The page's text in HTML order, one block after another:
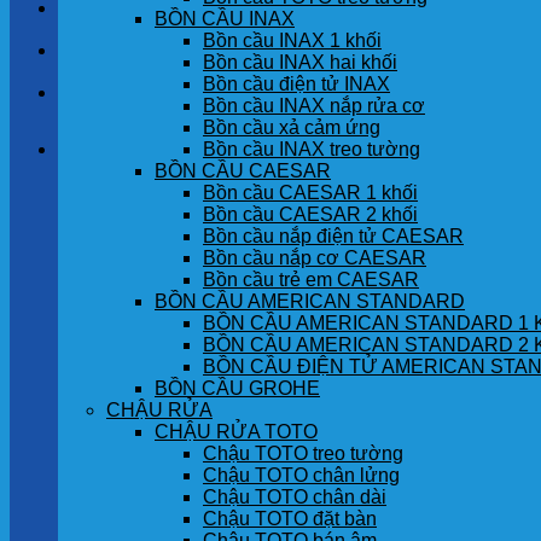
GÓC KHÁCH HÀNG
Chưa có sản phẩm trong giỏ hàng.
BỒN CẦU INAX
Bồn cầu INAX 1 khối
Bồn cầu INAX hai khối
Bồn cầu điện tử INAX
Bồn cầu INAX nắp rửa cơ
Bồn cầu xả cảm ứng
Bồn cầu INAX treo tường
BỒN CẦU CAESAR
Bồn cầu CAESAR 1 khối
Bồn cầu CAESAR 2 khối
Bồn cầu nắp điện tử CAESAR
Bồn cầu nắp cơ CAESAR
Bồn cầu trẻ em CAESAR
BỒN CẦU AMERICAN STANDARD
BỒN CẦU AMERICAN STANDARD 1
BỒN CẦU AMERICAN STANDARD 2
BỒN CẦU ĐIỆN TỬ AMERICAN
BỒN CẦU GROHE
CHẬU RỬA
CHẬU RỬA TOTO
Chậu TOTO treo tường
Chậu TOTO chân lửng
Chậu TOTO chân dài
Chậu TOTO đặt bàn